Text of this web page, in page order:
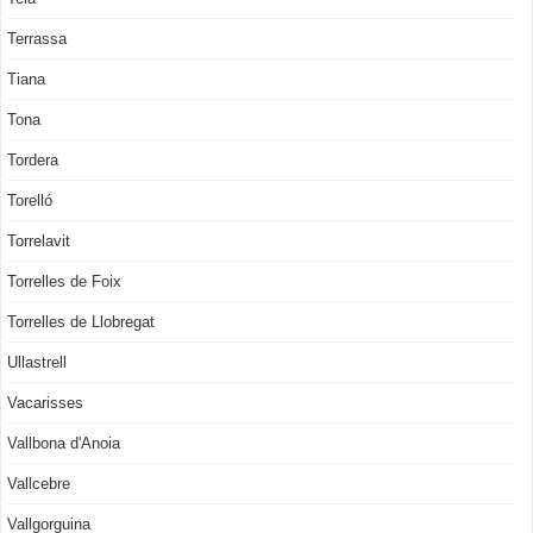
Terrassa
Tiana
Tona
Tordera
Torelló
Torrelavit
Torrelles de Foix
Torrelles de Llobregat
Ullastrell
Vacarisses
Vallbona d'Anoia
Vallcebre
Vallgorguina